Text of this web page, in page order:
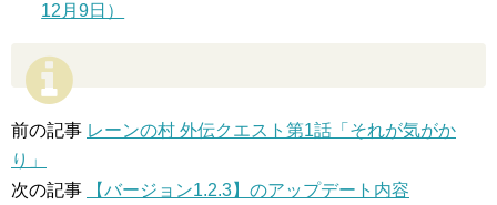
12月9日）
前の記事 レーンの村 外伝クエスト第1話「それが気がか
り」
次の記事
【バージョン1.2.3】のアップデート内容